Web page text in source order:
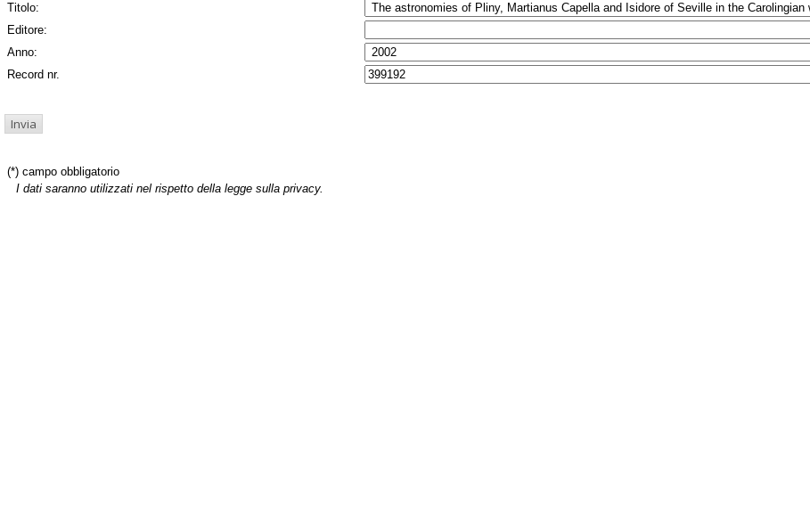
Titolo:
Editore:
Anno:
Record nr.
(*) campo obbligatorio
I dati saranno utilizzati nel rispetto della legge sulla privacy.